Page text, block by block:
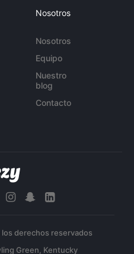
Nosotros
Nosotros
Equipo
Nuestro
blog
Contacto
derechos reservados